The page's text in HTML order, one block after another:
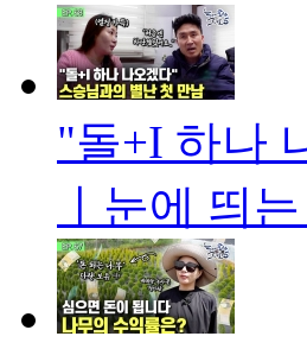
"돌+I 하나
ㅣ눈에 띄